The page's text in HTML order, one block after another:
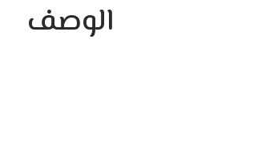
الوصف